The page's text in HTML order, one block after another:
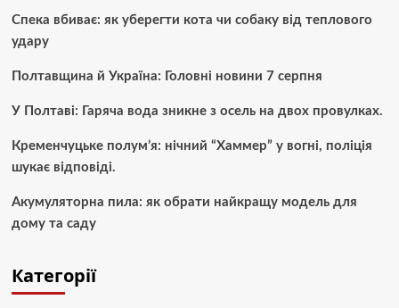
Спека вбиває: як уберегти кота чи собаку від теплового
удару
Полтавщина й Україна: Головні новини 7 серпня
У Полтаві: Гаряча вода зникне з осель на двох провулках.
Кременчуцьке полум’я: нічний “Хаммер” у вогні, поліція
шукає відповіді.
Акумуляторна пила: як обрати найкращу модель для
дому та саду
Категорії